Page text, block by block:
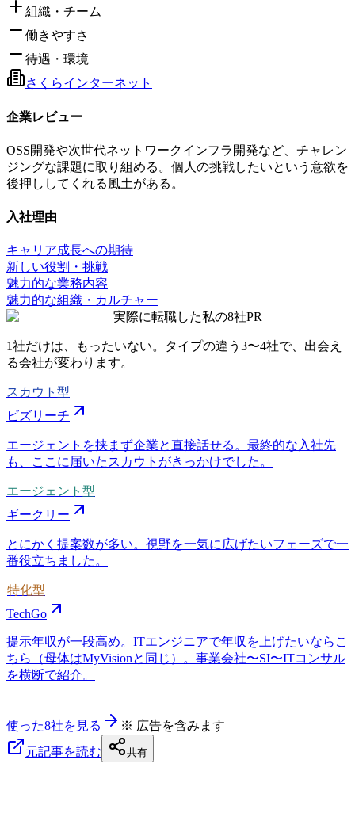
組織・チーム
働きやすさ
待遇・環境
さくらインターネット
企業レビュー
OSS開発や次世代ネットワークインフラ開発など、チャレン
ジングな課題に取り組める。個人の挑戦したいという意欲を
後押ししてくれる風土がある。
入社理由
キャリア成長への期待
新しい役割・挑戦
魅力的な業務内容
魅力的な組織・カルチャー
実際に転職した私の8社PR
1社だけは、もったいない。タイプの違う 3〜4社で、出会え
る会社が変わります。
スカウト型
ビズリーチ
エージェントを挟まず企業と直接話せる。最終的な入社先
も、ここに届いたスカウトがきっかけでした。
エージェント型
ギークリー
とにかく提案数が多い。視野を一気に広げたいフェーズで一
番役立ちました。
特化型
TechGo
提示年収が一段高め。ITエンジニアで年収を上げたいならこ
ちら（母体はMyVisionと同じ）。事業会社〜SI〜ITコンサル
を横断で紹介。
使った8社を見る
※ 広告を含みます
元記事を読む
共有